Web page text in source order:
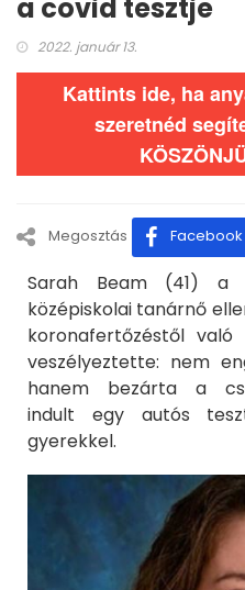
a covid tesztje
2022. január 13.
Kattints ide, ha
szeretnéd
Megosztás Facebook
Sarah Beam (41) a
középiskolai tanárnő
koronafertőzéstől
veszélyeztette: nem
hanem bezárta a
indult egy autós
gyerekkel.